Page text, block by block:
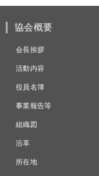
協会概要
会長挨拶
活動内容
役員名簿
事業報告等
組織図
沿革
所在地